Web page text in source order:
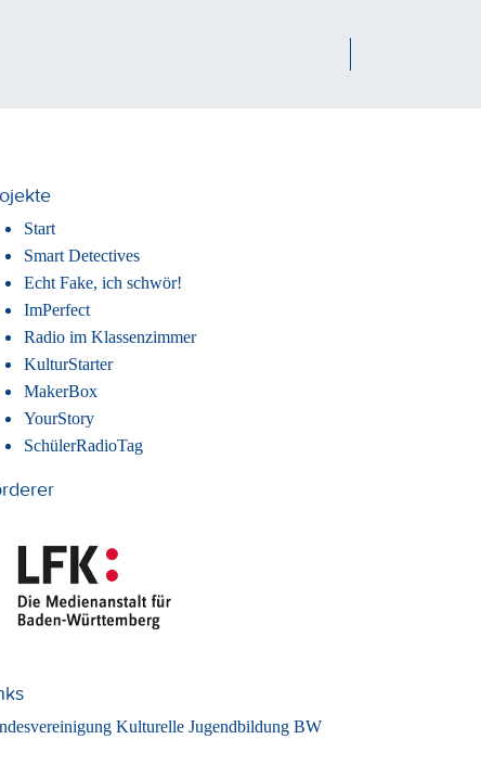
Start
Smart Detectives
Echt Fake, ich schwör!
ImPerfect
Radio im Klassenzimmer
KulturStarter
MakerBox
YourStory
SchülerRadioTag
Kulturelle Jugendbildung BW